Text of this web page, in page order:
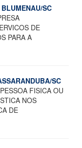
SC
DE
PARA A
SC
FISICA OU
NOS
DE